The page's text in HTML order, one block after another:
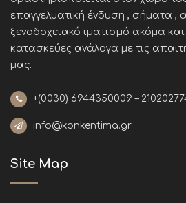
επαγγελματική ένδυση , σήματα ,
ξενοδοχειακό ιματισμό ακόμα και
κατασκεύες ανάλογα με τις
μας.
+(0030) 6944350009 –
info@konkentima.gr
Site Map